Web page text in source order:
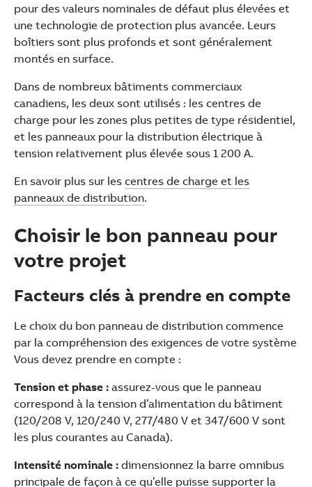
pour des valeurs nominales de défaut plus élevées et
une technologie de protection plus avancée. Leurs
boîtiers sont plus profonds et sont généralement
montés en surface.
Dans de nombreux bâtiments commerciaux
canadiens, les deux sont utilisés : les centres de
charge pour les zones plus petites de type résidentiel,
et les panneaux pour la distribution électrique à
tension relativement plus élevée sous 1 200 A.
En savoir plus sur les centres de charge et les
panneaux de distribution.
Choisir le bon panneau pour
votre projet
Facteurs clés à prendre en compte
Le choix du bon panneau de distribution commence
par la compréhension des exigences de votre système
Vous devez prendre en compte :
Tension et phase : assurez-vous que le panneau
correspond à la tension d’alimentation du bâtiment
(120/208 V, 120/240 V, 277/480 V et 347/600 V sont
les plus courantes au Canada).
Intensité nominale : dimensionnez la barre omnibus
principale de façon à ce qu’elle puisse supporter la